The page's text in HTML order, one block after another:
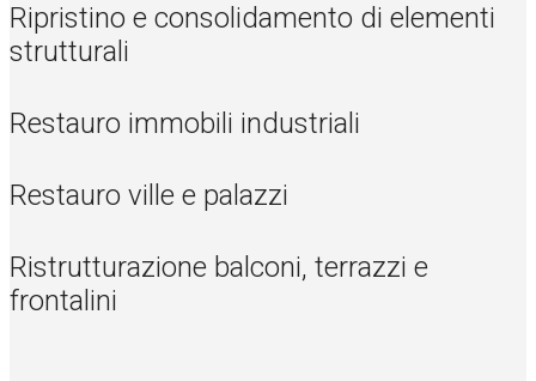
Ripristino e consolidamento di elementi
strutturali
Restauro immobili industriali
Restauro ville e palazzi
Ristrutturazione balconi, terrazzi e
frontalini